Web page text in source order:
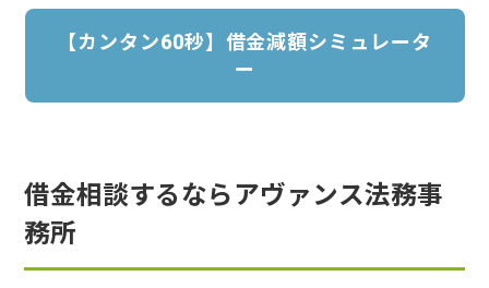
【カンタン60秒】借金減額シミュレータ
ー
借金相談するならアヴァンス法務事
務所